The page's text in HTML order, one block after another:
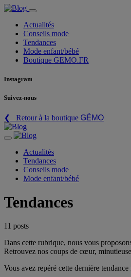
Actualités
Conseils mode
Tendances
Mode enfant/bébé
Boutique GEMO.FR
Instagram
Suivez-nous
❮ Retour à la boutique GÉMO
Actualités
Tendances
Conseils mode
Mode enfant/bébé
Tendances
11 posts
Dans cette rubrique, nous vous
Retrouvez nos coups de cœur,
Vous avez repéré cette dernière